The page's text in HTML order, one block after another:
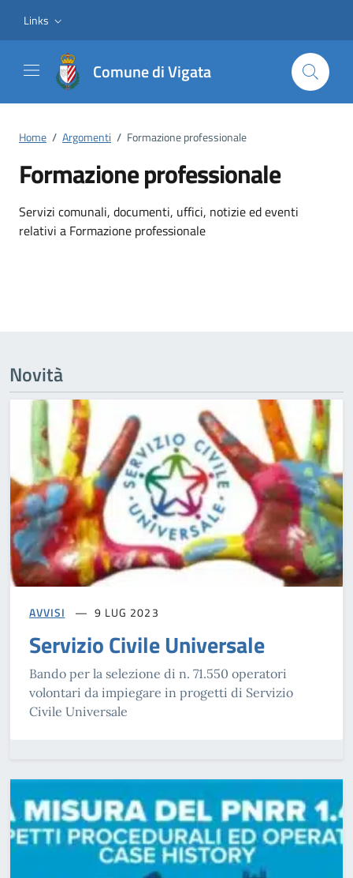
Links
Comune di Vigata
Home / Argomenti / Formazione professionale
Formazione professionale
Dettagli dell'argomento
Servizi comunali, documenti, uffici, notizie ed eventi
relativi a Formazione professionale
Novità
AVVISI 9 LUG 2023
Servizio Civile Universale
Bando per la selezione di n. 71.550 operatori
volontari da impiegare in progetti di Servizio
Civile Universale